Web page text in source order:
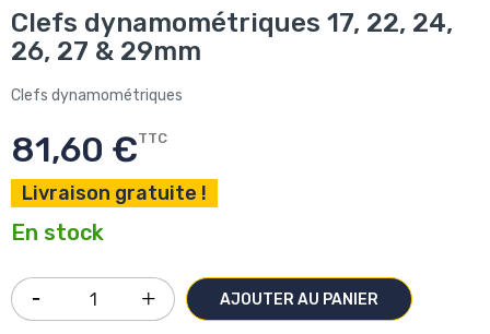
Clefs dynamométriques 17, 22, 24,
26, 27 & 29mm
Clefs dynamométriques
81,60 €TTC
Livraison gratuite !
En stock
AJOUTER AU PANIER